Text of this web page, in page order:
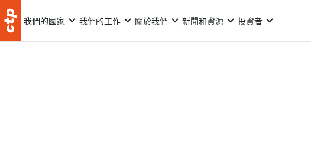
我們的國家 我們的工作 關於我們 新聞和資源 投資者